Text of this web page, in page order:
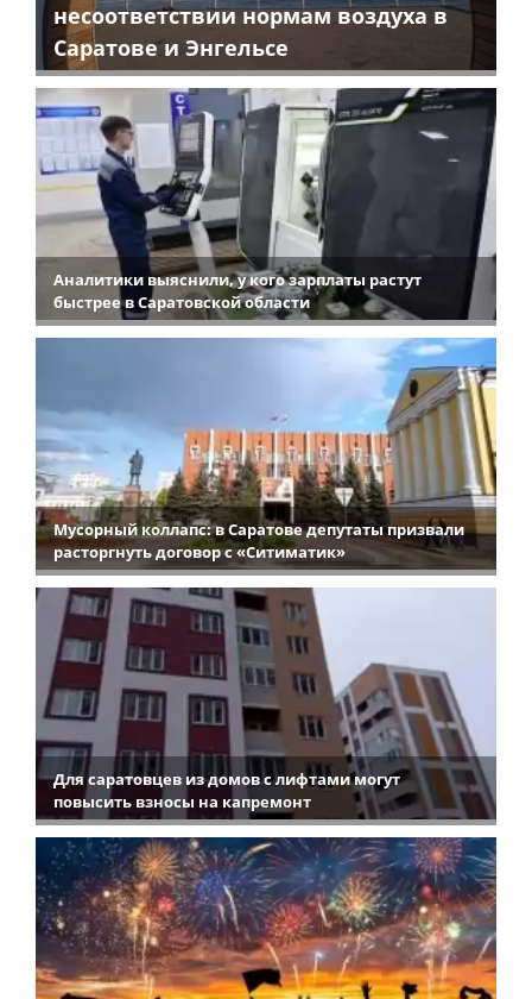
несоответствии нормам воздуха в
Саратове и Энгельсе
Аналитики выяснили, у кого зарплаты растут
быстрее в Саратовской области
Мусорный коллапс: в Саратове депутаты призвали
расторгнуть договор с «Ситиматик»
Для саратовцев из домов с лифтами могут
повысить взносы на капремонт